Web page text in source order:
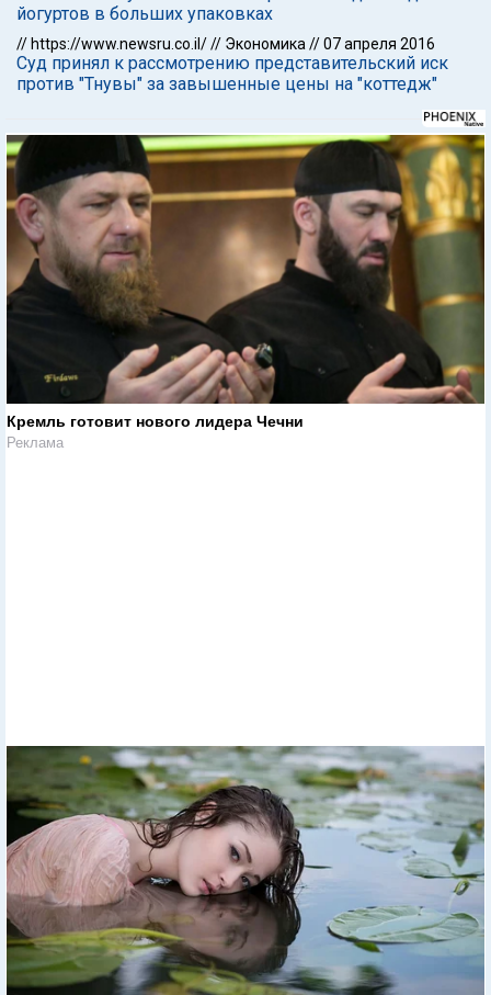
йогуртов в больших упаковках
// https://www.newsru.co.il/// Экономика //07 апреля 2016
Суд принял к рассмотрению представительский иск
против "Тнувы" за завышенные цены на "коттедж"
Кремль готовит нового лидера Чечни
Реклама